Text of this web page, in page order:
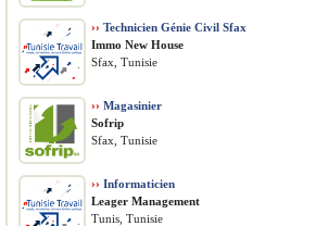
›› Technicien Génie Civil Sfax
Immo New House
Sfax, Tunisie
›› Magasinier
Sofrip
Sfax, Tunisie
›› Informaticien
Leager Management
Tunis, Tunisie